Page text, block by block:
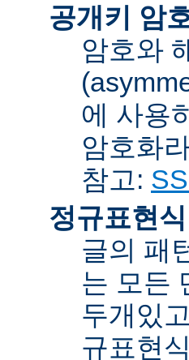
공개키 암
암호와
에 사용
암호화
참고:
정규표현
글의 패
는 모든
두개있
규표현